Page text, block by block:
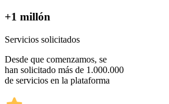
+1 millón
Servicios solicitados
Desde que comenzamos, se
han solicitado más de 1.000.000
de servicios en la plataforma